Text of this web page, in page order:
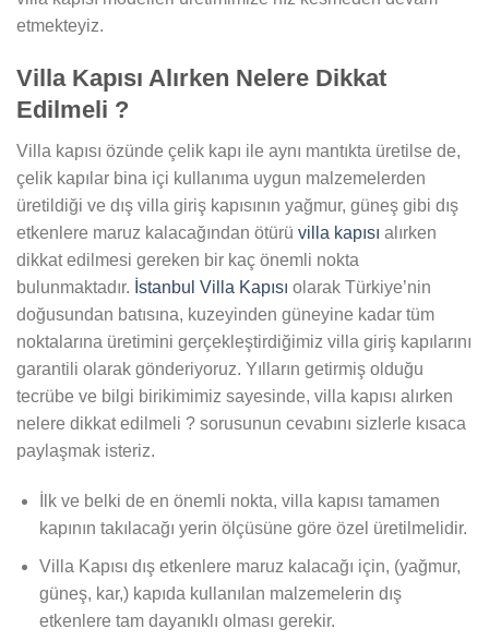
etmekteyiz.
Villa Kapısı Alırken Nelere Dikkat
Edilmeli ?
Villa kapısı özünde çelik kapı ile aynı mantıkta üretilse de,
çelik kapılar bina içi kullanıma uygun malzemelerden
üretildiği ve dış villa giriş kapısının yağmur, güneş gibi dış
etkenlere maruz kalacağından ötürü villa kapısı alırken
dikkat edilmesi gereken bir kaç önemli nokta
bulunmaktadır. İstanbul Villa Kapısı olarak Türkiye’nin
doğusundan batısına, kuzeyinden güneyine kadar tüm
noktalarına üretimini gerçekleştirdiğimiz villa giriş kapılarını
garantili olarak gönderiyoruz. Yılların getirmiş olduğu
tecrübe ve bilgi birikimimiz sayesinde, villa kapısı alırken
nelere dikkat edilmeli ? sorusunun cevabını sizlerle kısaca
paylaşmak isteriz.
İlk ve belki de en önemli nokta, villa kapısı tamamen
kapının takılacağı yerin ölçüsüne göre özel üretilmelidir.
Villa Kapısı dış etkenlere maruz kalacağı için, (yağmur,
güneş, kar,) kapıda kullanılan malzemelerin dış
etkenlere tam dayanıklı olması gerekir.